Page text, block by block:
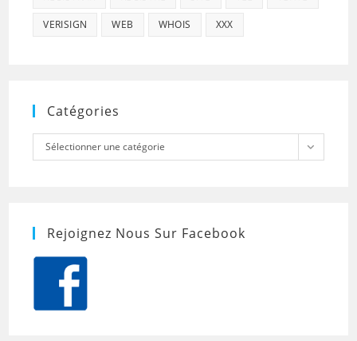
VERISIGN WEB WHOIS XXX
Catégories
Catégories
Sélectionner une catégorie
Rejoignez Nous Sur Facebook